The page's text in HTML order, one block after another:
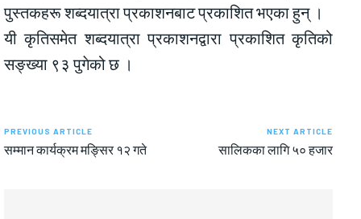
पुस्तकहरू शब्दयात्रा प्रकाशनबाट प्रकाशित भएका हुन् ।
यी कृतिसमेत शब्दयात्रा प्रकाशनद्वारा प्रकाशित कृतिको
सङ्ख्या ९३ पुगेको छ ।
PREVIOUS ARTICLE
सम्मान कार्यक्रम मङ्सिर १२ गते
NEXT ARTICLE
सालिकका लागि ५० हजार